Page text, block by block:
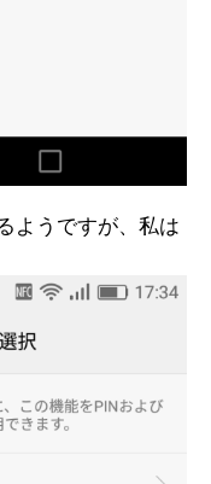
ようですが、私は